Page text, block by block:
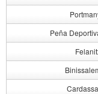
Peña